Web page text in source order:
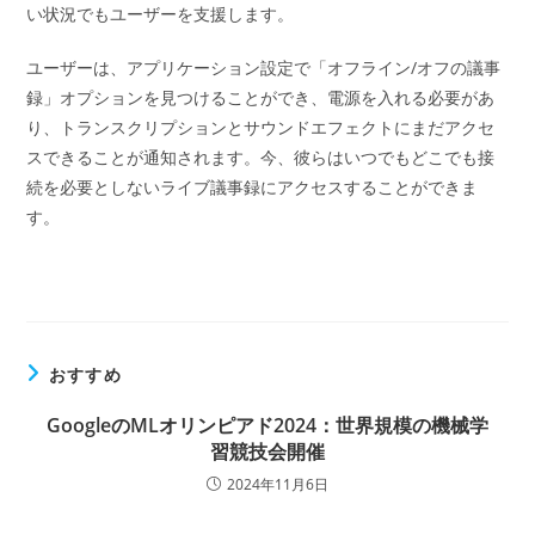
い状況でもユーザーを支援します。
ユーザーは、アプリケーション設定で「オフライン/オフの議事
録」オプションを見つけることができ、電源を入れる必要があ
り、トランスクリプションとサウンドエフェクトにまだアクセ
スできることが通知されます。今、彼らはいつでもどこでも接
続を必要としないライブ議事録にアクセスすることができま
す。
おすすめ
GoogleのMLオリンピアド2024：世界規模の機械学
習競技会開催
2024年11月6日